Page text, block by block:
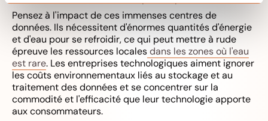
Pensez à l'impact de ces immenses centres de
données. Ils nécessitent d'énormes quantités d'énergie
et d'eau pour se refroidir, ce qui peut mettre à rude
épreuve les ressources localesdans les zones où l'eau
est rare. Les entreprises technologiques aiment ignorer
les coûts environnementaux liés au stockage et au
traitement des données et se concentrer sur la
commodité et l'efficacité que leur technologie apporte
aux consommateurs.